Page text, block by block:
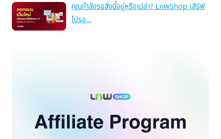
คุณกำลังรอสิ่งนี้อยู่หรือเปล่า? LnwShop เสิร์ฟ
โปรอ…